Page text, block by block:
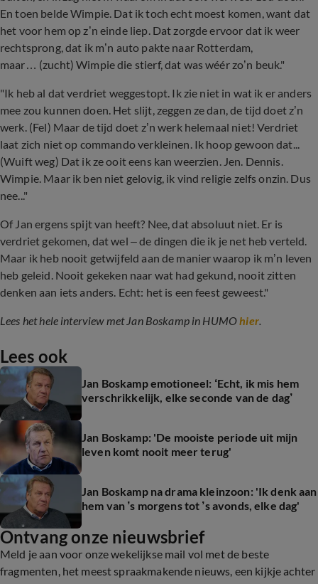
En toen belde Wimpie. Dat ik toch echt moest komen, want dat
het voor hem op z’n einde liep. Dat zorgde ervoor dat ik weer
rechtsprong, dat ik m’n auto pakte naar Rotterdam,
maar… (zucht) Wimpie die stierf, dat was wéér zo’n beuk."
"Ik heb al dat verdriet weggestopt. Ik zie niet in wat ik er anders
mee zou kunnen doen. Het slijt, zeggen ze dan, de tijd doet z’n
werk. (Fel) Maar de tijd doet z’n werk helemaal niet! Verdriet
laat zich niet op commando verkleinen. Ik hoop gewoon dat...
(Wuift weg) Dat ik ze ooit eens kan weerzien. Jen. Dennis.
Wimpie. Maar ik ben niet gelovig, ik vind religie zelfs onzin. Dus
nee..."
Of Jan ergens spijt van heeft? Nee, dat absoluut niet. Er is
verdriet gekomen, dat wel – de dingen die ik je net heb verteld.
Maar ik heb nooit getwijfeld aan de manier waarop ik m’n leven
heb geleid. Nooit gekeken naar wat had gekund, nooit zitten
denken aan iets anders. Echt: het is een feest geweest."
Lees het hele interview met Jan Boskamp in HUMOhier.
Lees ook
Jan Boskamp emotioneel: ‘Echt, ik mis hem
verschrikkelijk, elke seconde van de dag’
Jan Boskamp: 'De mooiste periode uit mijn
leven komt nooit meer terug'
Jan Boskamp na drama kleinzoon: 'Ik denk aan
hem van ’s morgens tot ’s avonds, elke dag'
Ontvang onze nieuwsbrief
Meld je aan voor onze wekelijkse mail vol met de beste
fragmenten, het meest spraakmakende nieuws, een kijkje achter